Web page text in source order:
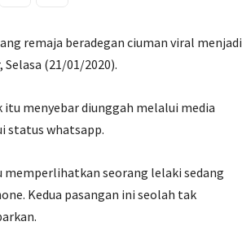
remaja beradegan ciuman viral menjadi
(21/01/2020).
itu menyebar diunggah melalui media
status whatsapp.
memperlihatkan seorang lelaki sedang
Kedua pasangan ini seolah tak